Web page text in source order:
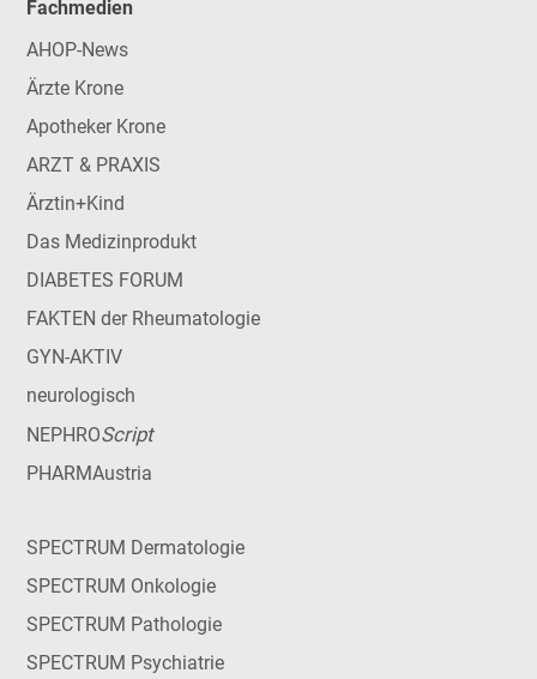
Fachmedien
AHOP-News
Ärzte Krone
Apotheker Krone
ARZT & PRAXIS
Ärztin+Kind
Das Medizinprodukt
DIABETES FORUM
FAKTEN der Rheumatologie
GYN-AKTIV
neurologisch
NEPHROScript
PHARMAustria
SPECTRUM Dermatologie
SPECTRUM Onkologie
SPECTRUM Pathologie
SPECTRUM Psychiatrie